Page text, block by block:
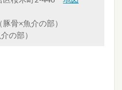
骨×魚介の部）
の部）